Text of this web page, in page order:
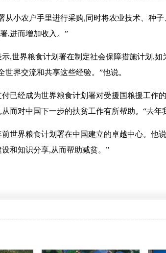
从小农户手里进行采购,同时将农业技术、种
,进而增加收入。”
,世界粮食计划署在制定社会保障措施计划,
世界交流和共享这些经验。”他说。
已经成为世界粮食计划署对受援国粮援工作
而对中国下一步的扶贫工作有所帮助。“去
世界粮食计划署在中国建立的卓越中心。他
和知识分享,从而帮助减贫。”